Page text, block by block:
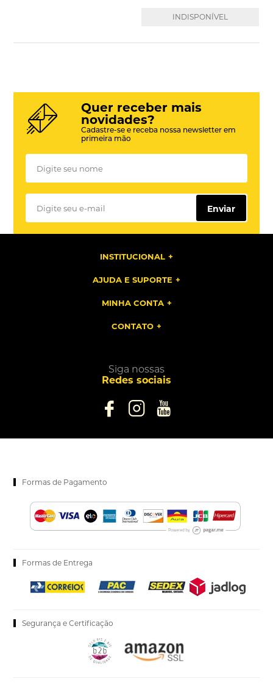
INDISPONÍVEL
Quer receber mais
novidades?
Cadastre-se e receba nossa newsletter em
primeira mão
Enviar
INSTITUCIONAL
AJUDA E SUPORTE
MINHA CONTA
CONTATO
Siga nossas
Redes sociais
Formas de Pagamento
Formas de Entrega
Segurança e Certificação